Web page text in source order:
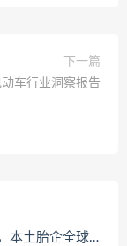
下一篇
车行业洞察报告
全球替代加速成长